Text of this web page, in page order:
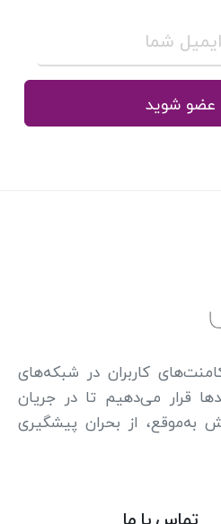
عضو شوید
کاربران در شبکه‌های
قرار می‌دهیم تا در جریان
به‌موقع، از بحران پیشگیری